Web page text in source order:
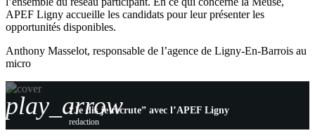
APEF Ligny accueille les candidats pour leur présenter les
opportunités disponibles.
Anthony Masselot, responsable de l’agence de Ligny-En-Barrois au
micro
play_arrow“Je dis je recrute” avec l’APEF Ligny
redaction